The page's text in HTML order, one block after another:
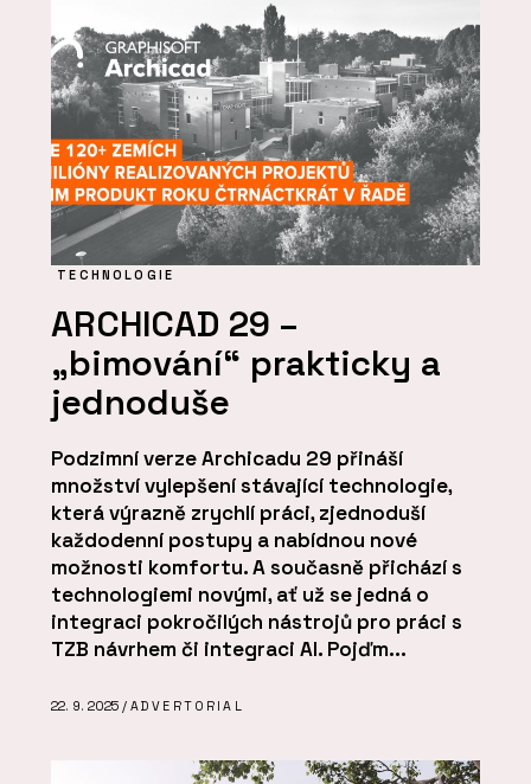
TECHNOLOGIE
ARCHICAD 29 –
„bimování“ prakticky a
jednoduše
Podzimní verze Archicadu 29 přináší
množství vylepšení stávající technologie,
která výrazně zrychlí práci, zjednoduší
každodenní postupy a nabídnou nové
možnosti komfortu. A současně přichází s
technologiemi novými, ať už se jedná o
integraci pokročilých nástrojů pro práci s
TZB návrhem či integraci AI. Pojďm...
22. 9. 2025 / ADVERTORIAL